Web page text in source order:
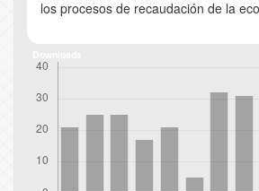
los procesos de recaudación de la